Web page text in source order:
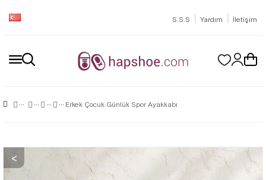
S.S.S | Yardım | İletişim
Erkek Çocuk Günlük Spor Ayakkabı